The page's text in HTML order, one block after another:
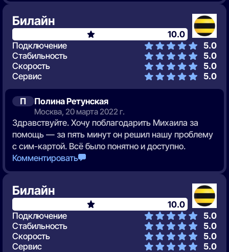
П Полина Ретунская
Москва, 20 марта 2022 г.
Здравствуйте. Хочу поблагодарить Михаила за
помощь — за пять минут он решил нашу проблему
с сим-картой. Всё было понятно и доступно.
Комментировать
Билайн
10.0
Подключение
5.0
Стабильность
5.0
Скорость
5.0
Сервис
5.0
Билайн
10.0
Подключение
5.0
Стабильность
5.0
Скорость
5.0
Сервис
5.0